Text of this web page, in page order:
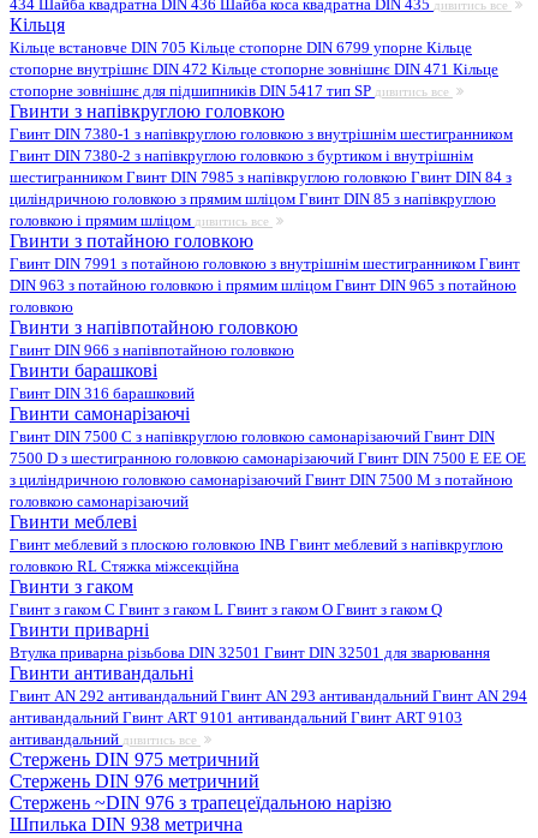
434 Шайба квадратна DIN 436 Шайба коса квадратна DIN 435 дивитись все
Кільця
Кільце встановче DIN 705 Кільце стопорне DIN 6799 упорне Кільце
стопорне внутрішнє DIN 472 Кільце стопорне зовнішнє DIN 471 Кільце
стопорне зовнішнє для підшипників DIN 5417 тип SP дивитись все
Гвинти з напівкруглою головкою
Гвинт DIN 7380-1 з напівкруглою головкою з внутрішнім шестигранником
Гвинт DIN 7380-2 з напівкруглою головкою з буртиком і внутрішнім
шестигранником Гвинт DIN 7985 з напівкруглою головкою Гвинт DIN 84 з
циліндричною головкою з прямим шліцом Гвинт DIN 85 з напівкруглою
головкою і прямим шліцом дивитись все
Гвинти з потайною головкою
Гвинт DIN 7991 з потайною головкою з внутрішнім шестигранником Гвинт
DIN 963 з потайною головкою і прямим шліцом Гвинт DIN 965 з потайною
головкою
Гвинти з напівпотайною головкою
Гвинт DIN 966 з напівпотайною головкою
Гвинти барашкові
Гвинт DIN 316 барашковий
Гвинти самонарізаючі
Гвинт DIN 7500 C з напівкруглою головкою самонарізаючий Гвинт DIN
7500 D з шестигранною головкою самонарізаючий Гвинт DIN 7500 E EE OE
з циліндричною головкою самонарізаючий Гвинт DIN 7500 M з потайною
головкою самонарізаючий
Гвинти меблеві
Гвинт меблевий з плоскою головкою INB Гвинт меблевий з напівкруглою
головкою RL Стяжка міжсекційна
Гвинти з гаком
Гвинт з гаком C Гвинт з гаком L Гвинт з гаком O Гвинт з гаком Q
Гвинти приварні
Втулка приварна різьбова DIN 32501 Гвинт DIN 32501 для зварювання
Гвинти антивандальні
Гвинт AN 292 антивандальний Гвинт AN 293 антивандальний Гвинт AN 294
антивандальний Гвинт ART 9101 антивандальний Гвинт ART 9103
антивандальний дивитись все
Стержень DIN 975 метричний
Стержень DIN 976 метричний
Стержень ~DIN 976 з трапецеїдальною нарізю
Шпилька DIN 938 метрична